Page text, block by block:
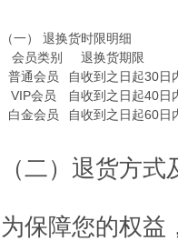
（一） 退换货时限明细
会员类别
退换货期限
普通会员
自收到之日起30日
VIP会员
自收到之日起40日
白金会员
自收到之日起60日
（二）退货方
为保障您的权益